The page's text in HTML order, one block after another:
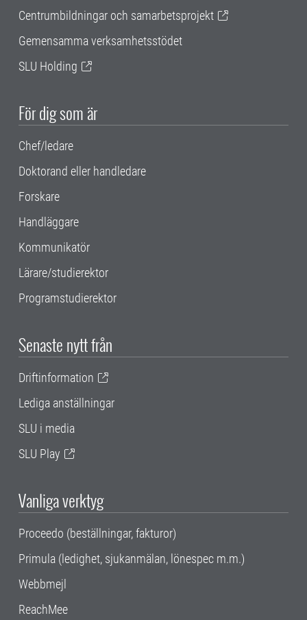
Centrumbildningar och samarbetsprojekt
Gemensamma verksamhetsstödet
SLU Holding
För dig som är
Chef/ledare
Doktorand eller handledare
Forskare
Handläggare
Kommunikatör
Lärare/studierektor
Programstudierektor
Senaste nytt från
Driftinformation
Lediga anställningar
SLU i media
SLU Play
Vanliga verktyg
Proceedo (beställningar, fakturor)
Primula (ledighet, sjukanmälan, lönespec m.m.)
Webbmejl
ReachMee